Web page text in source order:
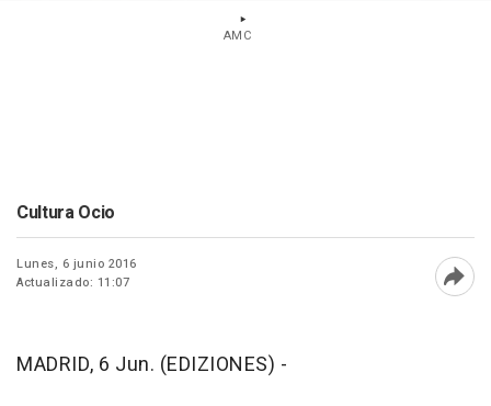
AMC
Cultura Ocio
Lunes, 6 junio 2016
Actualizado: 11:07
MADRID, 6 Jun. (EDIZIONES) -